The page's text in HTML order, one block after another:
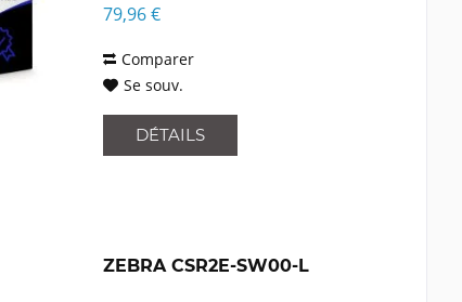
79,96 €
Comparer
Se souv.
DÉTAILS
ZEBRA CSR2E-SW00-L